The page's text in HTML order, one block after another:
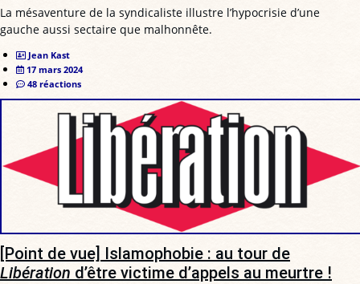
La mésaventure de la syndicaliste illustre l’hypocrisie d’une
gauche aussi sectaire que malhonnête.
Jean Kast
17 mars 2024
48 réactions
[Point de vue] Islamophobie : au tour de
Libération d’être victime d’appels au meurtre !